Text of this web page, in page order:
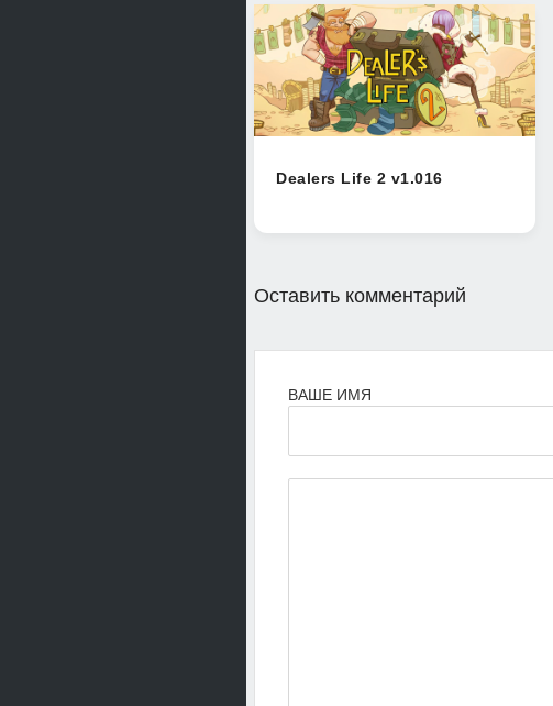
Dealers Life 2 v1.016
Оставить комментарий
ВАШЕ ИМЯ